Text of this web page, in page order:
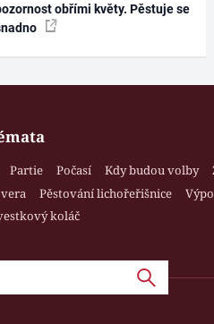
obřími květy. Pěstuje se
Partie Počasí Kdy budou volby
Pěstování lichořeřišnice
koláč